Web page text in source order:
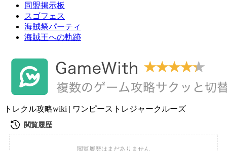
同盟掲示板
スゴフェス
海賊祭パーティ
海賊王への軌跡
トレクル攻略wiki | ワンピーストレジャークルーズ